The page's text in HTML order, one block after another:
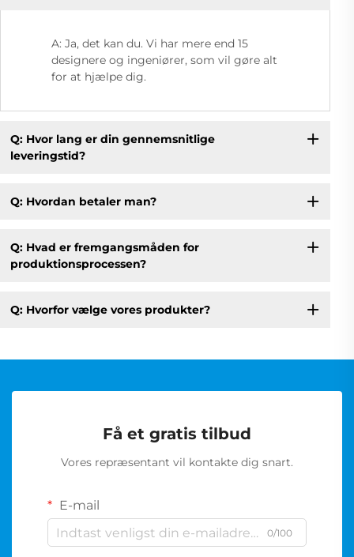
A: Ja, det kan du. Vi har mere end 15
designere og ingeniører, som vil gøre alt
for at hjælpe dig.
Q: Hvor lang er din gennemsnitlige
leveringstid?
Q: Hvordan betaler man?
Q: Hvad er fremgangsmåden for
produktionsprocessen?
Q: Hvorfor vælge vores produkter?
Få et gratis tilbud
Vores repræsentant vil kontakte dig snart.
E-mail
0/100